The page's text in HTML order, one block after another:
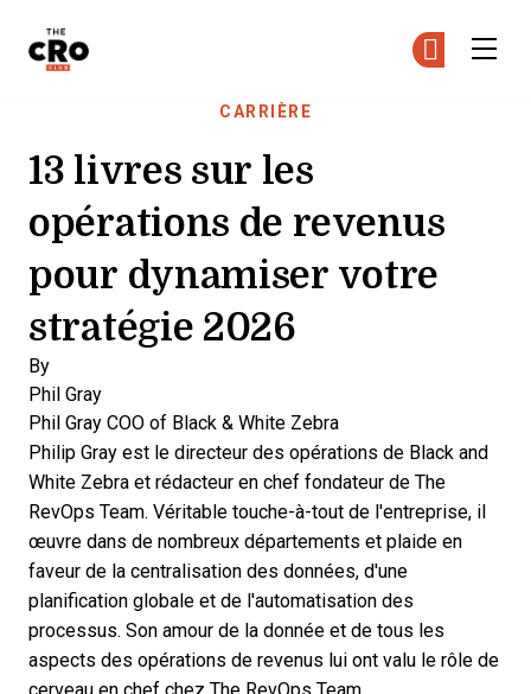
CARRIÈRE
13 livres sur les
opérations de revenus
pour dynamiser votre
stratégie 2026
By
Phil Gray
Phil Gray COO of Black & White Zebra
Philip Gray est le directeur des opérations de Black and
White Zebra et rédacteur en chef fondateur de The
RevOps Team. Véritable touche-à-tout de l'entreprise, il
œuvre dans de nombreux départements et plaide en
faveur de la centralisation des données, d'une
planification globale et de l'automatisation des
processus. Son amour de la donnée et de tous les
aspects des opérations de revenus lui ont valu le rôle de
cerveau en chef chez The RevOps Team.